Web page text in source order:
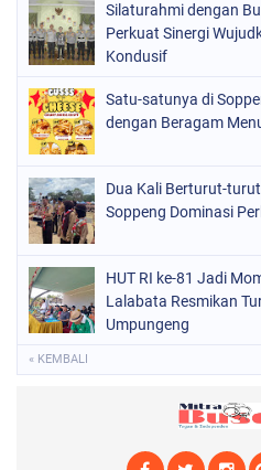
POLITIK
POLRI
SOPPENG
SULSEL
Silaturahmi dengan
Perkuat Sinergi
Kondusif
Satu-satunya di
dengan Beragam
Dua Kali Berturut-
Soppeng Dominasi
HUT RI ke-81 Jadi
Lalabata Resmikan
Umpungeng
« KEMBALI